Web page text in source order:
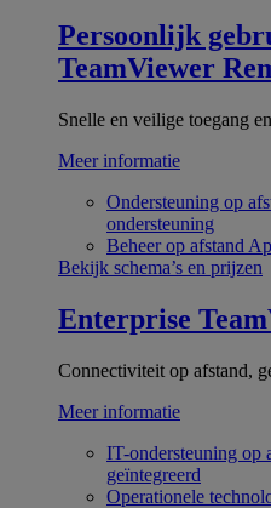
Persoonlijk
TeamViewer
Snelle en veilige toegang
Meer informatie
Ondersteuning op
ondersteuning
Beheer op afstand
Bekijk schema’s en prijzen
Enterprise
Connectiviteit op afstand,
Meer informatie
IT-ondersteuning op
geïntegreerd
Operationele